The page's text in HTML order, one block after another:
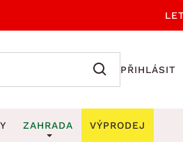
PŘIHLÁSIT
ZAHRADA VÝPRODEJ